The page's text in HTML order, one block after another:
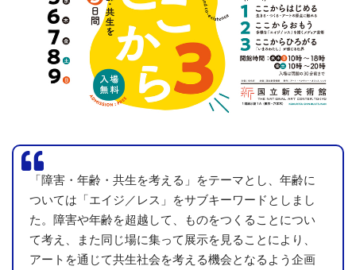
「障害・年齢・共生を考える」をテーマとし、年齢に
ついては「エイジ／レス」をサブキーワードとしまし
た。障害や年齢を超越して、ものをつくることについ
て考え、また同じ場に集って展示を見ることにより、
アートを通じて共生社会を考える機会となるよう企画